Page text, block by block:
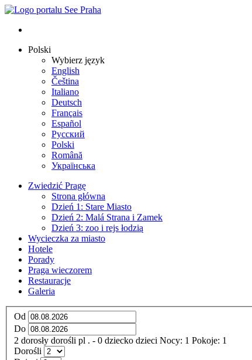
Polski
Wybierz język
English
Čeština
Italiano
Deutsch
Français
Español
Русский
Polski
Română
Українська
Zwiedzić Pragę
Strona główna
Dzień 1: Stare Miasto
Dzień 2: Malá Strana i Zamek
Dzień 3: zoo i rejs łodzią
Wycieczka za miasto
Hotele
Porady
Praga wieczorem
Restauracje
Galeria
Od
Do
2 dorosły dorośli pl . - 0 dziecko dzieci Nocy: 1 Pokoje: 1
Dorośli